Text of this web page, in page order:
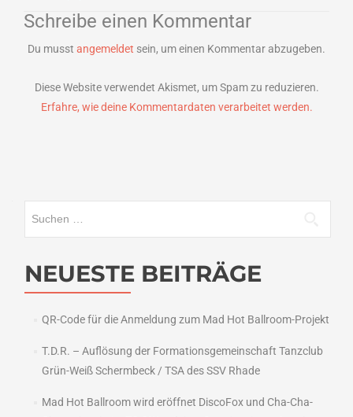
Schreibe einen Kommentar
Du musst angemeldet sein, um einen Kommentar abzugeben.
Diese Website verwendet Akismet, um Spam zu reduzieren.
Erfahre, wie deine Kommentardaten verarbeitet werden.
NEUESTE BEITRÄGE
QR-Code für die Anmeldung zum Mad Hot Ballroom-Projekt
T.D.R. – Auflösung der Formationsgemeinschaft Tanzclub
Grün-Weiß Schermbeck / TSA des SSV Rhade
Mad Hot Ballroom wird eröffnet DiscoFox und Cha-Cha-